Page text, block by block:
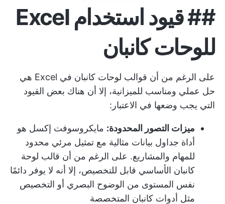
##
قيود استخدام Excel
للوحات كانبان
على الرغم من أن قوالب لوحات كانبان في Excel هي
حل عملي ومناسب للميزانية، إلا أن هناك بعض القيود
التي يجب وضعها في الاعتبار:
ميزات التصور المحدودة: مايكروسوفت إكسل هو
أداة جداول بيانات مثالية مع تمثيل مرئي محدود
للمهام والمشاريع. على الرغم من أن قالب لوحة
كانبان الأساسي قابل للتخصيص، إلا أنه لا يوفر دائمًا
نفس المستوى من الوضوح البصري أو التخصيص
مثل أدوات كانبان المتخصصة